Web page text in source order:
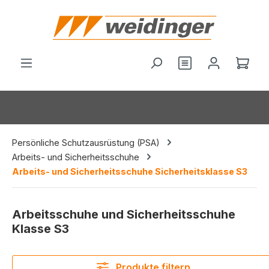
springen
Du hast 0
Persönliche Schutzausrüstung (PSA)
Arbeits- und Sicherheitsschuhe
Arbeits- und Sicherheitsschuhe Sicherheitsklasse S3
Arbeitsschuhe und Sicherheitsschuhe
Klasse S3